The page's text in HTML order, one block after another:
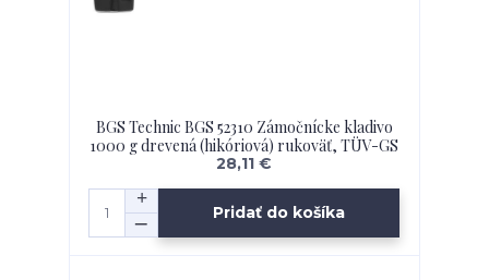
BGS Technic BGS 52310 Zámočnícke kladivo
1000 g drevená (hikóriová) rukoväť, TÜV-GS
28,11 €
Pridať do košíka